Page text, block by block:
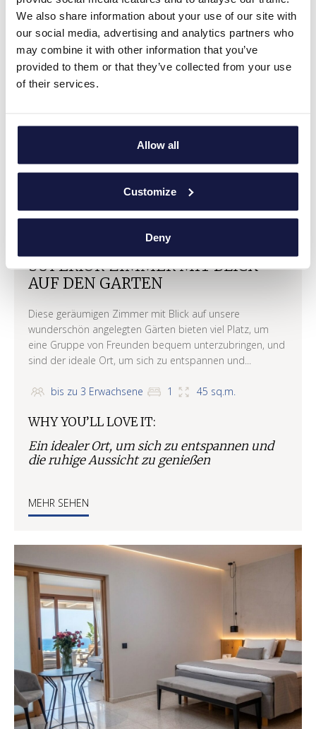
We also share information about your use of our site with
our social media, advertising and analytics partners who
may combine it with other information that you’ve
provided to them or that they’ve collected from your use
of their services.
Allow all
Customize
Deny
MEHR SEHEN
SUPERIOR-ZIMMER MIT BLICK
AUF DEN GARTEN
Diese geräumigen Zimmer mit Blick auf unsere
wunderschön angelegten Gärten bieten viel Platz, um
eine Gruppe von Freunden bequem unterzubringen, und
sind der ideale Ort, um sich zu entspannen und...
bis zu 3 Erwachsene 1 45 sq.m.
WHY YOU’LL LOVE IT:
Ein idealer Ort, um sich zu entspannen und
die ruhige Aussicht zu genießen
MEHR SEHEN